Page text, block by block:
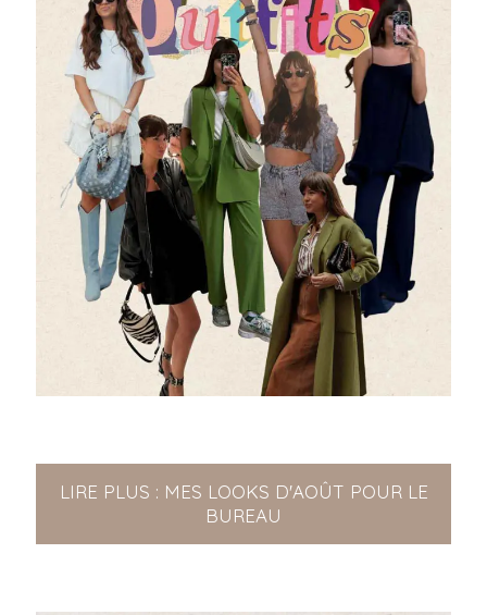
LIRE PLUS : MES LOOKS D'AOÛT POUR LE
BUREAU